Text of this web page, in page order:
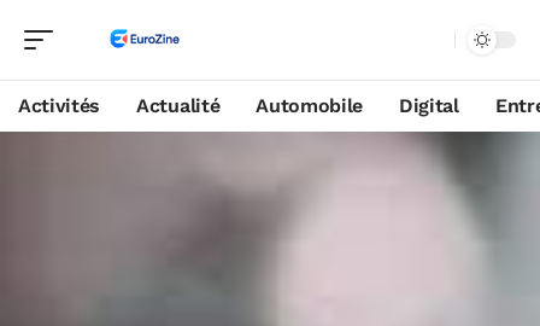
Activités Actualité Automobile Digital